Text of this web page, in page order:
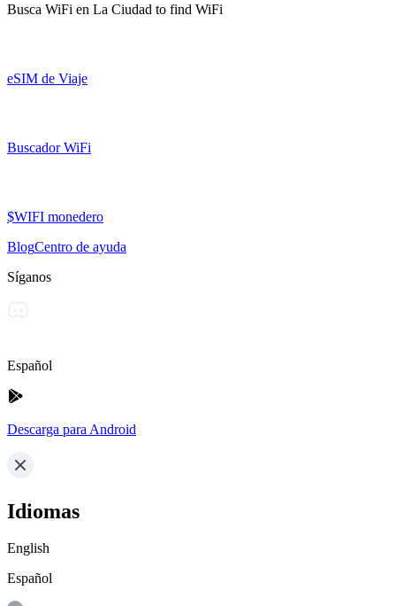
Busca WiFi en La Ciudad to find WiFi
eSIM de Viaje
Buscador WiFi
$WIFI monedero
BlogCentro de ayuda
Síganos
Español
Descarga para Android
Idiomas
English
Español